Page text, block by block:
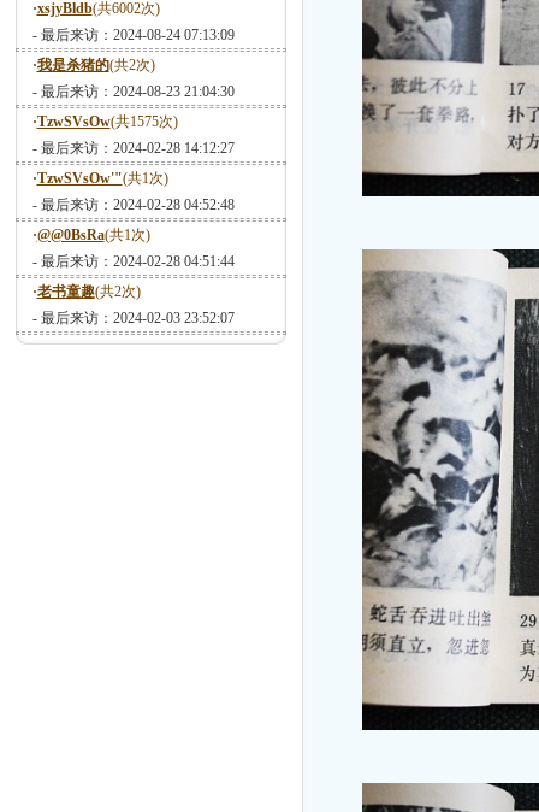
·xsjyBldb(共6002次)
- 最后来访：2024-08-24 07:13:09
·我是杀猪的(共2次)
- 最后来访：2024-08-23 21:04:30
·TzwSVsOw(共1575次)
- 最后来访：2024-02-28 14:12:27
·TzwSVsOw'"(共1次)
- 最后来访：2024-02-28 04:52:48
·@@0BsRa(共1次)
- 最后来访：2024-02-28 04:51:44
·老书童趣(共2次)
- 最后来访：2024-02-03 23:52:07